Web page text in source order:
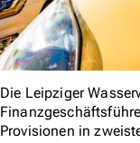
Die Leipziger
Provisionen in